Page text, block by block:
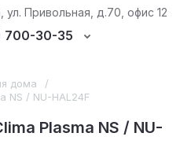
ул. Привольная, д.70, офис 12
700-30-35
дома
/
NS / NU-HAL24F
Plasma NS / NU-